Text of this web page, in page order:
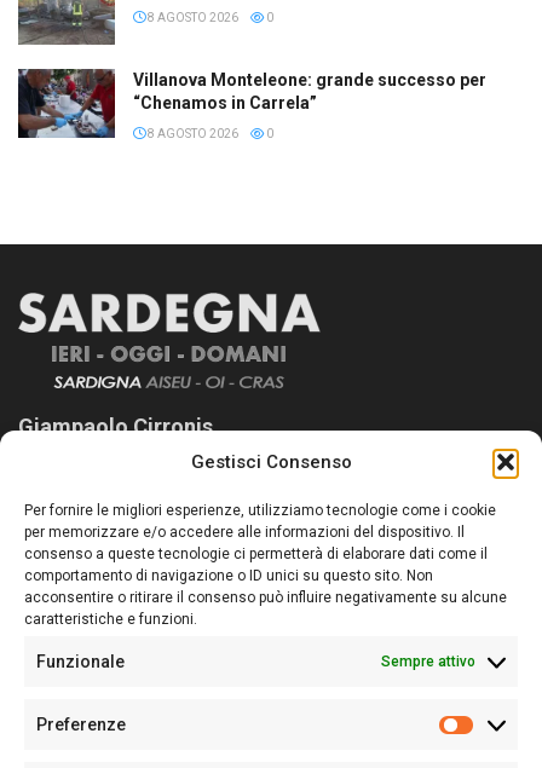
Gestisci Consenso
Per fornire le migliori esperienze, utilizziamo tecnologie come i cookie
per memorizzare e/o accedere alle informazioni del dispositivo. Il
consenso a queste tecnologie ci permetterà di elaborare dati come il
comportamento di navigazione o ID unici su questo sito. Non
acconsentire o ritirare il consenso può influire negativamente su alcune
caratteristiche e funzioni.
Funzionale Sempre attivo
Preferenze
8 AGOSTO 2026 0
Villanova Monteleone: grande successo per
“Chenamos in Carrela”
8 AGOSTO 2026 0
Giampaolo Cirronis
Sardegna Ieri-Oggi-Domani nasce per informare “liberamente” i
lettori su quanto accade in Sardegna, con un occhio rivolto al
nostro passato e, soprattutto, al nostro futuro
Follow Us
Sede:Via Cristoforo Colombo 09013 Carbonia